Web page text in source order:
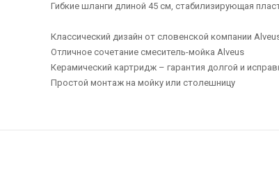
Гибкие шланги длиной 45 см, стабилизирующая
Классический дизайн от словенской компании
Отличное сочетание смеситель-мойка Alveus
Керамический картридж – гарантия долгой и
Простой монтаж на мойку или столешницу